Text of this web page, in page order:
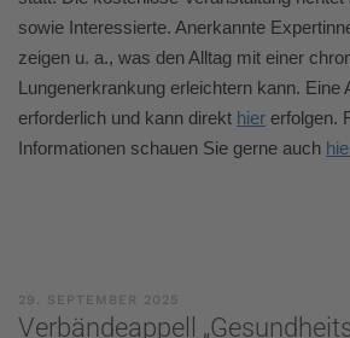
sowie Interessierte. Anerkannte
zeigen u. a., was den Alltag mit einer
Lungenerkrankung erleichtern kann. Eine
erforderlich und kann direkt hier erfolgen.
Informationen schauen Sie gerne auch
29. SEPTEMBER 2025
Verbändeappell